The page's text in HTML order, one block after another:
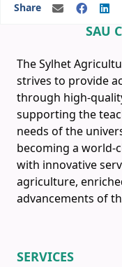
Share
SAU
The Sylhet
strives to provide
through high-
supporting the
needs of the
becoming a world-
with innovative
agriculture,
advancements of
SERVICES